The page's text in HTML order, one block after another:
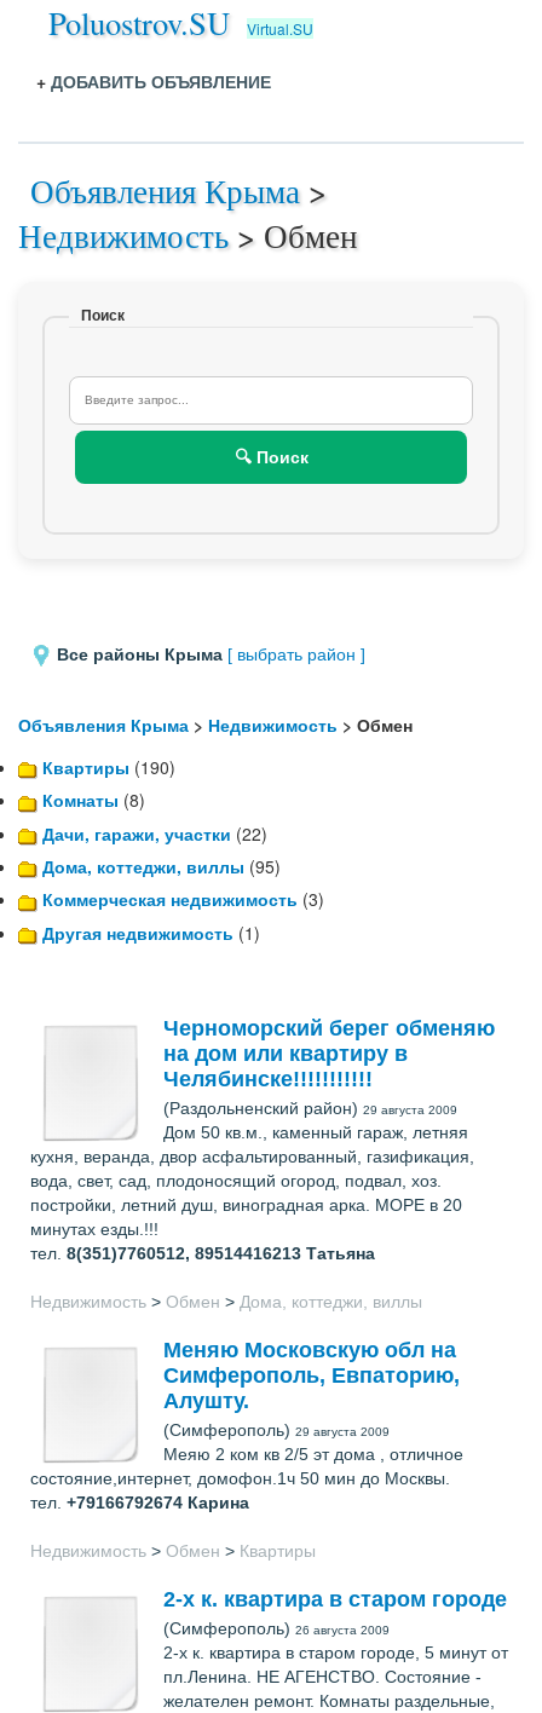
Poluostrov.SU Virtual.SU
+ ДОБАВИТЬ ОБЪЯВЛЕНИЕ
Объявления Крыма >
Недвижимость> Обмен
Поиск
🔍 Поиск
Все районы Крыма [ выбрать район ]
Объявления Крыма > Недвижимость > Обмен
Квартиры (190)
Комнаты (8)
Дачи, гаражи, участки (22)
Дома, коттеджи, виллы (95)
Коммерческая недвижимость (3)
Другая недвижимость (1)
Черноморский берег обменяю
на дом или квартиру в
Челябинске!!!!!!!!!!!
(Раздольненский район) 29 августа 2009
Дом 50 кв.м., каменный гараж, летняя
кухня, веранда, двор асфальтированный, газификация,
вода, свет, сад, плодоносящий огород, подвал, хоз.
постройки, летний душ, виноградная арка. МОРЕ в 20
минутах езды.!!!
тел. 8(351)7760512, 89514416213 Татьяна
Недвижимость > Обмен > Дома, коттеджи, виллы
Меняю Московскую обл на
Симферополь, Евпаторию,
Алушту.
(Симферополь) 29 августа 2009
Меяю 2 ком кв 2/5 эт дома , отличное
состояние,интернет, домофон.1ч 50 мин до Москвы.
тел. +79166792674 Карина
Недвижимость > Обмен > Квартиры
2-х к. квартира в старом городе
(Симферополь) 26 августа 2009
2-х к. квартира в старом городе, 5 минут от
пл.Ленина. НЕ АГЕНСТВО. Состояние -
желателен ремонт. Комнаты раздельные,